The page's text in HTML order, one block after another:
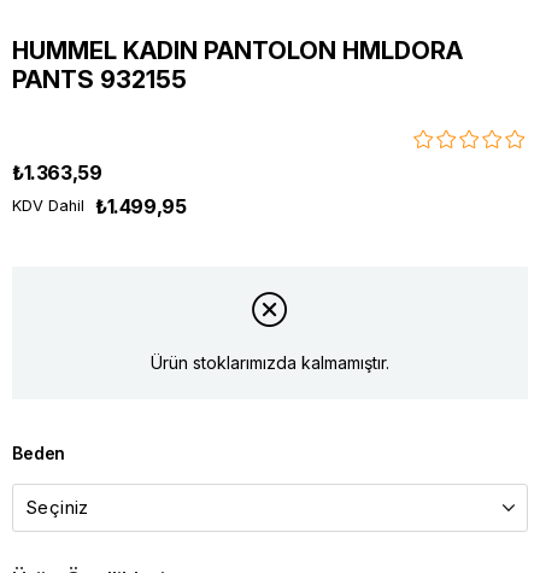
HUMMEL KADIN PANTOLON HMLDORA
PANTS 932155
₺1.363,59
KDV Dahil ₺1.499,95
Ürün stoklarımızda kalmamıştır.
Beden